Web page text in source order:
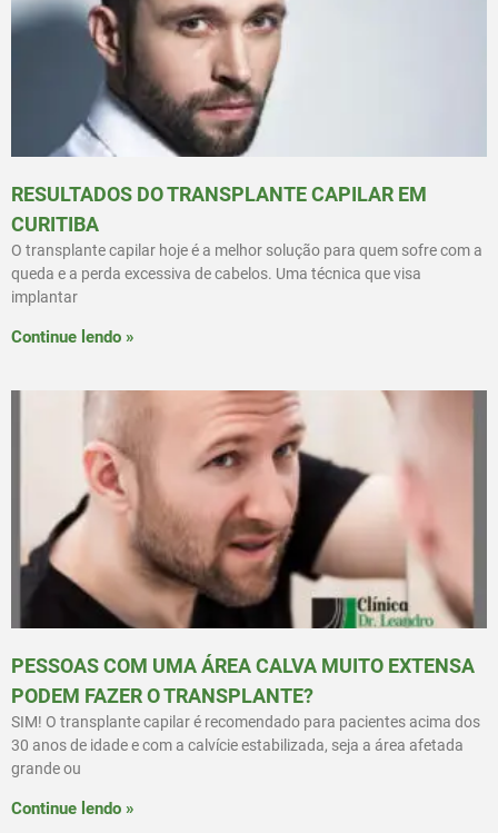
RESULTADOS DO TRANSPLANTE CAPILAR EM
CURITIBA
O transplante capilar hoje é a melhor solução para quem sofre com a
queda e a perda excessiva de cabelos. Uma técnica que visa
implantar
Continue lendo »
PESSOAS COM UMA ÁREA CALVA MUITO EXTENSA
PODEM FAZER O TRANSPLANTE?
SIM! O transplante capilar é recomendado para pacientes acima dos
30 anos de idade e com a calvície estabilizada, seja a área afetada
grande ou
Continue lendo »